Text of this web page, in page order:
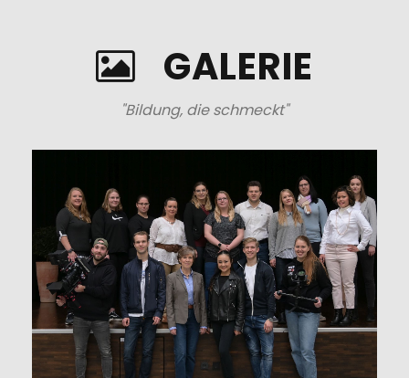
GALERIE
"Bildung, die schmeckt"